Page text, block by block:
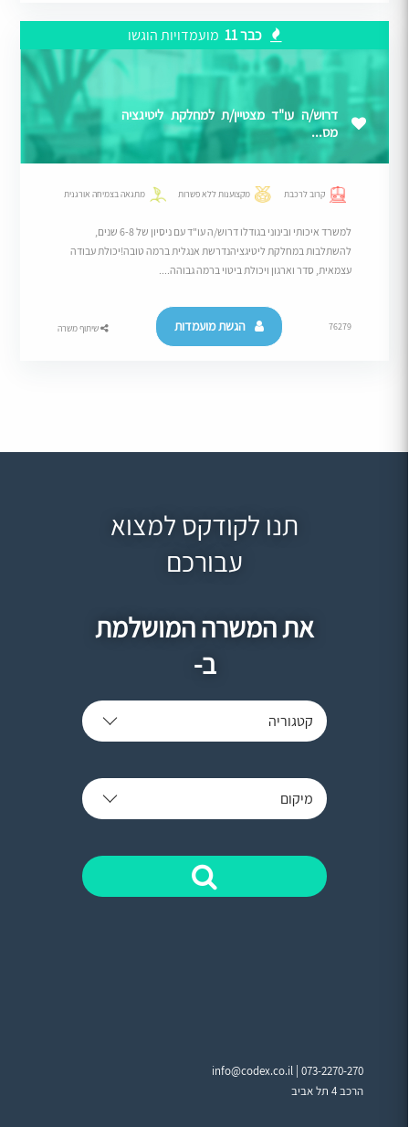
כבר 11 מועמדויות הוגשו
דרוש/ה עו"ד מצטיין/ת למחלקת ליטיגציה
מס...
קרוב לרכבת מקצוענות ללא פשרות מתגאה בצמיחה אורגנית
למשרד איכותי ובינוני בגודלו דרוש/ה עו"ד עם ניסיון של 6-8 שנים,
להשתלבות במחלקת ליטיגציהנדרשת אנגלית ברמה טובה!יכולת עבודה
עצמאית, סדר וארגון ויכולת ביטוי ברמה גבוהה....
76279 הגשת מועמדות שיתוף משרה
תנו לקודקס למצוא
עבורכם
את המשרה המושלמת
ב-
קטגוריה
מיקום
info@codex.co.il |073-2270-270
הרכב 4 תל אביב